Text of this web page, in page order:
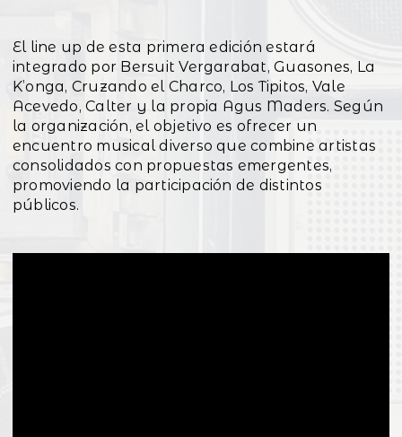
El line up de esta primera edición estará
integrado por Bersuit Vergarabat, Guasones, La
K’onga, Cruzando el Charco, Los Tipitos, Vale
Acevedo, Calter y la propia Agus Maders. Según
la organización, el objetivo es ofrecer un
encuentro musical diverso que combine artistas
consolidados con propuestas emergentes,
promoviendo la participación de distintos
públicos.